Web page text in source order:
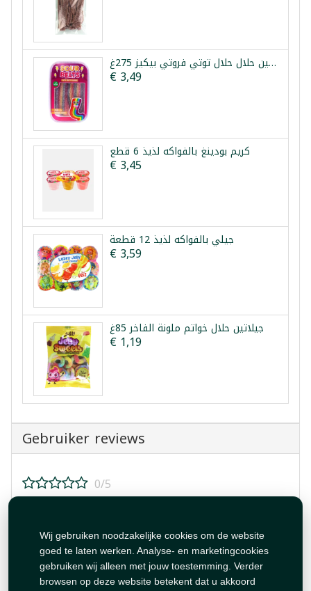
Wij gebruiken noodzakelijke cookies om de website
goed te laten werken. Analyse- en marketingcookies
gebruiken wij alleen met jouw toestemming. Verder
browsen op deze website betekent dat u akkoord
جيلاتين حلال حلال توتي فروتي بيكيز 275غ
€ 3,49
كريم بودينغ بالفواكه لذيذ 6 قطع
€ 3,45
جيلي بالفواكه لذيذ 12 قطعة
€ 3,59
جيلاتين حلال خواتم ملونة الفاخر 85غ
€ 1,19
Gebruiker reviews
0/5